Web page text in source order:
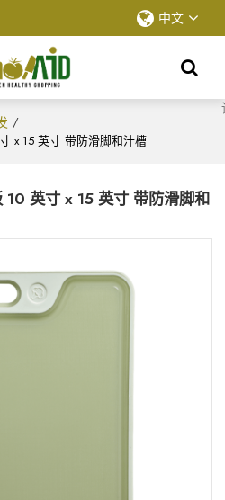
中文
/
x 15 英寸 带防滑脚和汁槽
10 英寸 x 15 英寸 带防滑脚和